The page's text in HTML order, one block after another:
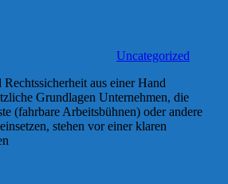
Uncategorized
aus einer Hand
Grundlagen Unternehmen, die
(fahrbare Arbeitsbühnen) oder andere
stehen vor einer klaren